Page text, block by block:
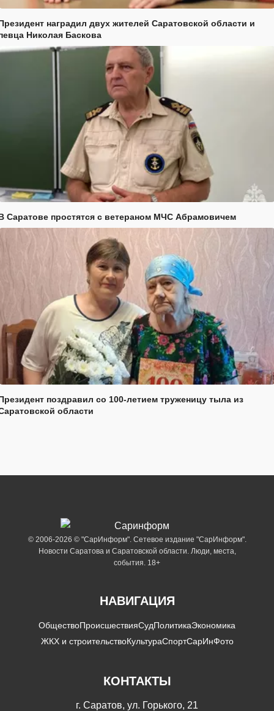
наградил двух жителей Саратовской области и
Николая Баскова
Саратове простятся с ветераном МЧС Абрамовичем
поздравил со 100-летием труженицу тыла из
области
© 2006-2026 © "СарИнформ". Сетевое издание "СарИнформ".
Новости Саратова и Саратовской области. Люди, места,
события. 18+
НАВИГАЦИЯ
ОбществоПроисшествияСудПолитикаЭкономика
ЖКХ и строительствоКультураСпортСарИнФото
КОНТАКТЫ
г. Саратов, ул. Горького, 21